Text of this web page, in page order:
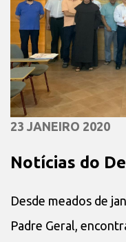
23 JANEIRO 2020
Notícias do
Desde meados de
Padre Geral,